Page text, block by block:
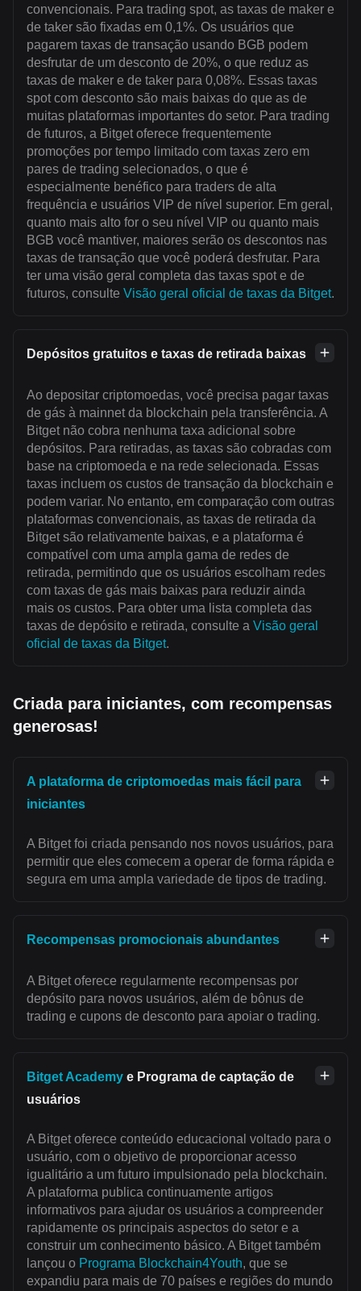
convencionais. Para trading spot, as taxas de maker e
de taker são fixadas em 0,1%. Os usuários que
pagarem taxas de transação usando BGB podem
desfrutar de um desconto de 20%, o que reduz as
taxas de maker e de taker para 0,08%. Essas taxas
spot com desconto são mais baixas do que as de
muitas plataformas importantes do setor. Para trading
de futuros, a Bitget oferece frequentemente
promoções por tempo limitado com taxas zero em
pares de trading selecionados, o que é
especialmente benéfico para traders de alta
frequência e usuários VIP de nível superior. Em geral,
quanto mais alto for o seu nível VIP ou quanto mais
BGB você mantiver, maiores serão os descontos nas
taxas de transação que você poderá desfrutar. Para
ter uma visão geral completa das taxas spot e de
futuros, consulte Visão geral oficial de taxas da Bitget.
Depósitos gratuitos e taxas de retirada baixas
Ao depositar criptomoedas, você precisa pagar taxas
de gás à mainnet da blockchain pela transferência. A
Bitget não cobra nenhuma taxa adicional sobre
depósitos. Para retiradas, as taxas são cobradas com
base na criptomoeda e na rede selecionada. Essas
taxas incluem os custos de transação da blockchain e
podem variar. No entanto, em comparação com outras
plataformas convencionais, as taxas de retirada da
Bitget são relativamente baixas, e a plataforma é
compatível com uma ampla gama de redes de
retirada, permitindo que os usuários escolham redes
com taxas de gás mais baixas para reduzir ainda
mais os custos. Para obter uma lista completa das
taxas de depósito e retirada, consulte a Visão geral
oficial de taxas da Bitget.
Criada para iniciantes, com recompensas
generosas!
A plataforma de criptomoedas mais fácil para
iniciantes
A Bitget foi criada pensando nos novos usuários, para
permitir que eles comecem a operar de forma rápida e
segura em uma ampla variedade de tipos de trading.
Recompensas promocionais abundantes
A Bitget oferece regularmente recompensas por
depósito para novos usuários, além de bônus de
trading e cupons de desconto para apoiar o trading.
Bitget Academy e Programa de captação de
usuários
A Bitget oferece conteúdo educacional voltado para o
usuário, com o objetivo de proporcionar acesso
igualitário a um futuro impulsionado pela blockchain.
A plataforma publica continuamente artigos
informativos para ajudar os usuários a compreender
rapidamente os principais aspectos do setor e a
construir um conhecimento básico. A Bitget também
lançou o Programa Blockchain4Youth, que se
expandiu para mais de 70 países e regiões do mundo